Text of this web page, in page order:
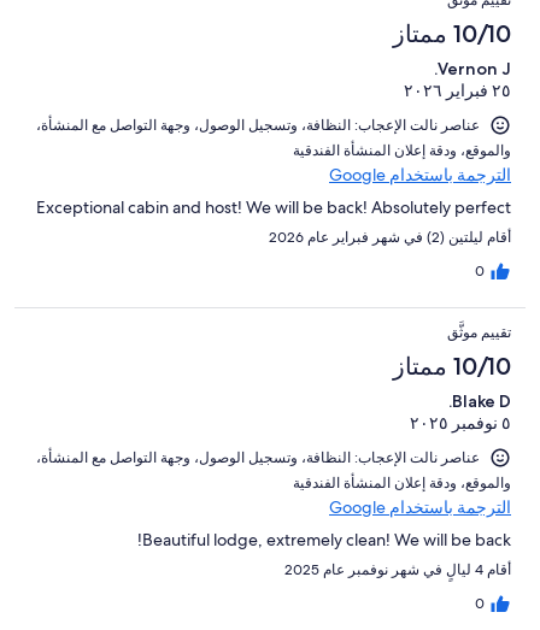
10/10 ممتاز
Vernon J.
٢٥ فبراير ٢٠٢٦
عناصر نالت الإعجاب: ⁦النظافة⁩، و⁦تسجيل الوصول⁩، و⁦جهة التواصل مع المنشأة⁩،
و⁦الموقع⁩، و⁦دقة إعلان المنشأة الفندقية⁩
الترجمة باستخدام Google
Exceptional cabin and host! We will be back! Absolutely perfect
أقام ليلتين (2) في شهر فبراير عام 2026
0
تقييم موثَّق
10/10 ممتاز
Blake D.
٥ نوفمبر ٢٠٢٥
عناصر نالت الإعجاب: ⁦النظافة⁩، و⁦تسجيل الوصول⁩، و⁦جهة التواصل مع المنشأة⁩،
و⁦الموقع⁩، و⁦دقة إعلان المنشأة الفندقية⁩
الترجمة باستخدام Google
Beautiful lodge, extremely clean! We will be back!
أقام 4 ليالٍ في شهر نوفمبر عام 2025
0